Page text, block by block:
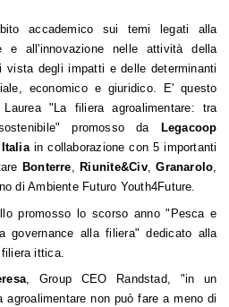
accademico sui temi legati alla
e all'innovazione nelle attività della
degli impatti e delle determinanti
economico e giuridico. E' questo
"La filiera agroalimentare: tra
promosso da
Legacoop
Italiain collaborazione con 5 importanti
Bonterre, Riunite&Civ,Granarolo,
di Ambiente Futuro Youth4Future.
promosso lo scorso anno "Pesca e
governance alla filiera" dedicato alla
ittica.
, Group CEO Randstad, "in un
non può fare a meno di